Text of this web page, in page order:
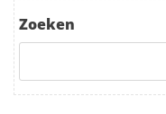
Zoeken